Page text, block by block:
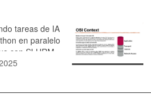
tareas de IA
en paralelo
con SLURM
del script